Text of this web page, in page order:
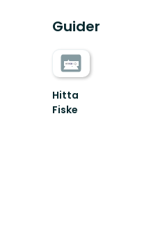
Guider
Hitta
Fiske